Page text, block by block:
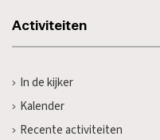
Activiteiten
In de kijker
Kalender
Recente activiteiten